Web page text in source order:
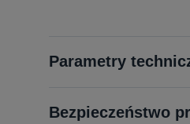
Parametry
Bezpieczeństwo